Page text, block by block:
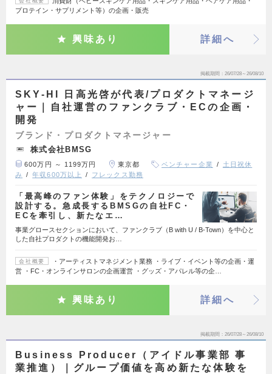
プロテイン・サプリメント等）の企画・販売
興味あり 詳細へ
掲載期間 26/07/28～26/08/10
SKY-HI 日高光啓が代表/プロダクトマネージ
ャー｜自社運営のファンクラブ・ECの企画・
開発
ブランド・プロダクトマネージャー
株式会社BMSG
600万円 ～ 1199万円 東京都 ベンチャー企業
土日祝休
み
年収600万以上 フレックス勤務
「最高峰のファン体験」をテクノロジーで
設計する。急成長するBMSGの自社FC・
ECを牽引し、新たなエ…
事業グロースセクションにおいて、ファンクラブ（B with U / B-Town）を中心と
した自社プロダクトの機能開発お…
会社概要
・アーティストマネジメント業務 ・ライブ・イベント等の企画・運
営 ・FC・オンラインサロンの企画運営 ・グッズ・アパレル等の企…
興味あり 詳細へ
掲載期間 26/07/28～26/08/10
Business Producer（アイドル事業部 事
業推進）｜グループ価値を高め新たな体験を